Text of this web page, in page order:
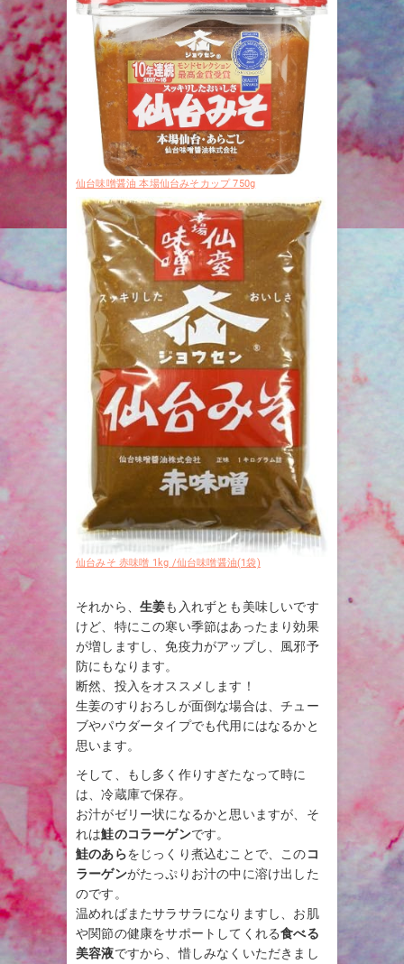
仙台味噌醤油 本場仙台みそカップ 750g
仙台みそ 赤味噌 1kg /仙台味噌醤油(1袋)
それから、 生姜も入れずとも美味しいです
けど、特にこの寒い季節はあったまり効果
が増しますし、免疫力がアップし、風邪予
防にもなります。
断然、投入をオススメします！
生姜のすりおろしが面倒な場合は、チュー
ブやパウダータイプでも代用にはなるかと
思います。
そして、もし多く作りすぎたなって時に
は、冷蔵庫で保存。
お汁がゼリー状になるかと思いますが、そ
れは鮭のコラーゲンです。
鮭のあらをじっくり煮込むことで、このコ
ラーゲンがたっぷりお汁の中に溶け出した
のです。
温めればまたサラサラになりますし、お肌
や関節の健康をサポートしてくれる食べる
美容液ですから、惜しみなくいただきまし